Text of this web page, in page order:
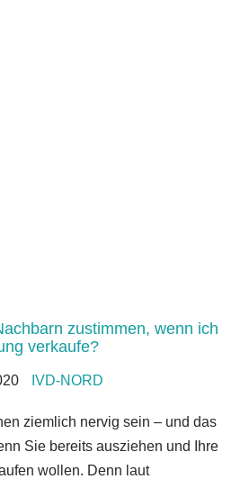
zustimmen, wenn ich
verkaufe?
IVD-NORD
ziemlich nervig sein – und das
Sie bereits ausziehen und Ihre
wollen. Denn laut